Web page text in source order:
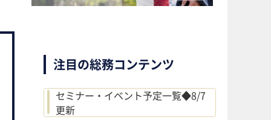
注目の総務コンテンツ
セミナー・イベント予定一覧◆8/7
更新